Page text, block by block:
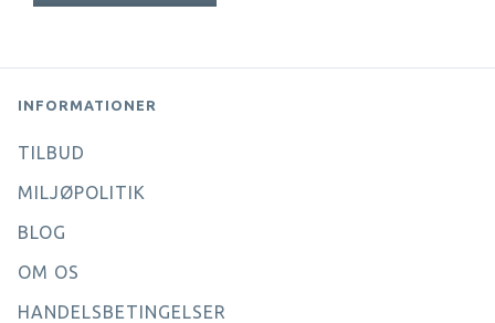
INFORMATIONER
TILBUD
MILJØPOLITIK
BLOG
OM OS
HANDELSBETINGELSER